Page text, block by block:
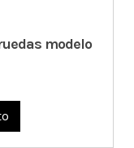
modelo